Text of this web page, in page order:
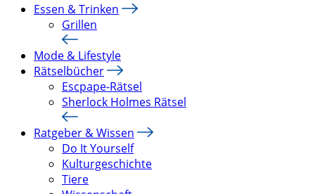
Essen & Trinken
Grillen
Mode & Lifestyle
Rätselbücher
Escpape-Rätsel
Sherlock Holmes Rätsel
Ratgeber & Wissen
Do It Yourself
Kulturgeschichte
Tiere